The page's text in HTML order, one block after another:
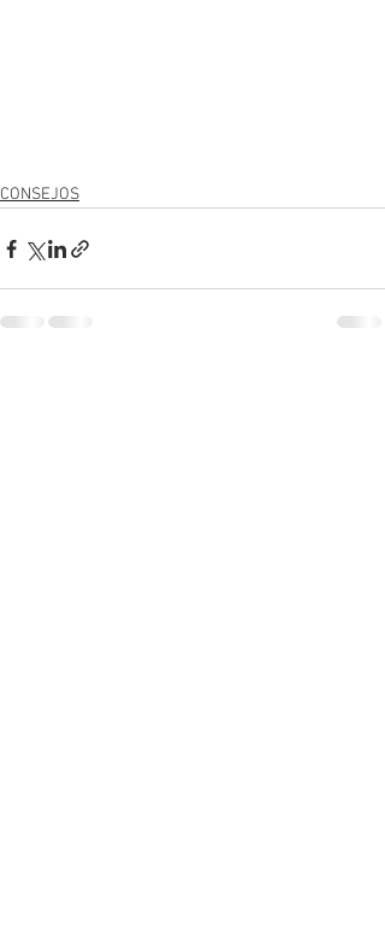
CONSEJOS